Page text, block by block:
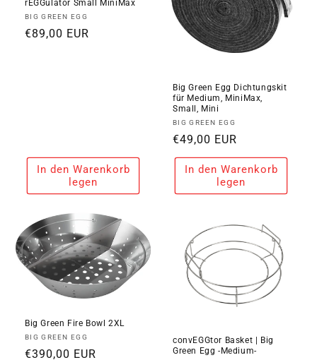
rEGGulator Small MiniMax
Anbieter:
BIG GREEN EGG
Normaler
€89,00 EUR
In den Warenkorb
legen
Big Green Egg Dichtungskit
für Medium, MiniMax,
Small, Mini
Anbieter:
BIG GREEN EGG
Normaler
Preis
€49,00 EUR
In den Warenkorb
legen
Big Green Fire Bowl 2XL
Anbieter:
BIG GREEN EGG
Normaler
€390,00 EUR
convEGGtor Basket | Big
Green Egg -Medium-